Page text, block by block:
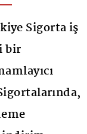
Sigorta iş
bir